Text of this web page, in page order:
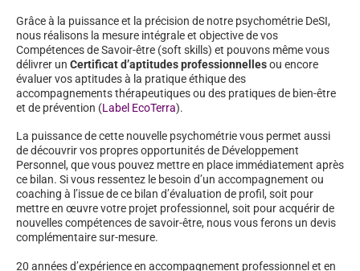
Grâce à la puissance et la précision de notre psychométrie DeSI,
nous réalisons la mesure intégrale et objective de vos
Compétences de Savoir-être (soft skills) et pouvons même vous
délivrer un Certificat d’aptitudes professionnellesou encore
évaluer vos aptitudes à la pratique éthique des
accompagnements thérapeutiques ou des pratiques de bien-être
et de prévention (Label EcoTerra).
La puissance de cette nouvelle psychométrie vous permet aussi
de découvrir vos propres opportunités de Développement
Personnel, que vous pouvez mettre en place immédiatement après
ce bilan. Si vous ressentez le besoin d’un accompagnement ou
coaching à l’issue de ce bilan d’évaluation de profil, soit pour
mettre en œuvre votre projet professionnel, soit pour acquérir de
nouvelles compétences de savoir-être, nous vous ferons un devis
complémentaire sur-mesure.
20 années d’expérience en accompagnement professionnel et en